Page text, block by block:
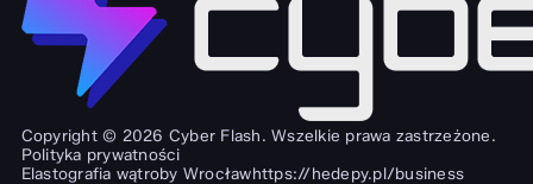
Copyright © 2026 Cyber Flash. Wszelkie prawa zastrzeżone.
Polityka prywatności
Elastografia wątroby Wrocławhttps://hedepy.pl/business